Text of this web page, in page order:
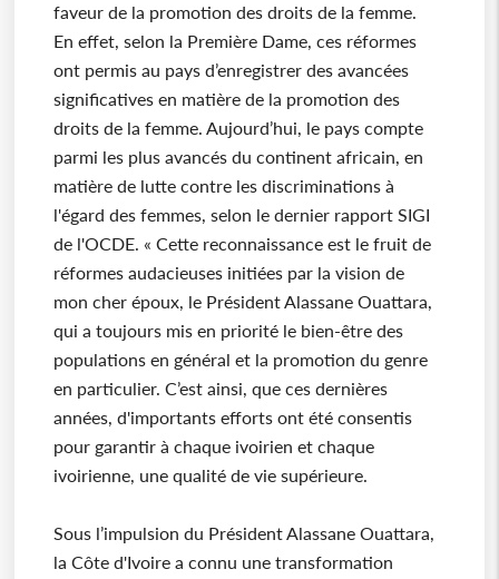
faveur de la promotion des droits de la femme.
En effet, selon la Première Dame, ces réformes
ont permis au pays d’enregistrer des avancées
significatives en matière de la promotion des
droits de la femme. Aujourd’hui, le pays compte
parmi les plus avancés du continent africain, en
matière de lutte contre les discriminations à
l'égard des femmes, selon le dernier rapport SIGI
de l'OCDE. « Cette reconnaissance est le fruit de
réformes audacieuses initiées par la vision de
mon cher époux, le Président Alassane Ouattara,
qui a toujours mis en priorité le bien-être des
populations en général et la promotion du genre
en particulier. C’est ainsi, que ces dernières
années, d'importants efforts ont été consentis
pour garantir à chaque ivoirien et chaque
ivoirienne, une qualité de vie supérieure.
Sous l’impulsion du Président Alassane Ouattara,
la Côte d'Ivoire a connu une transformation